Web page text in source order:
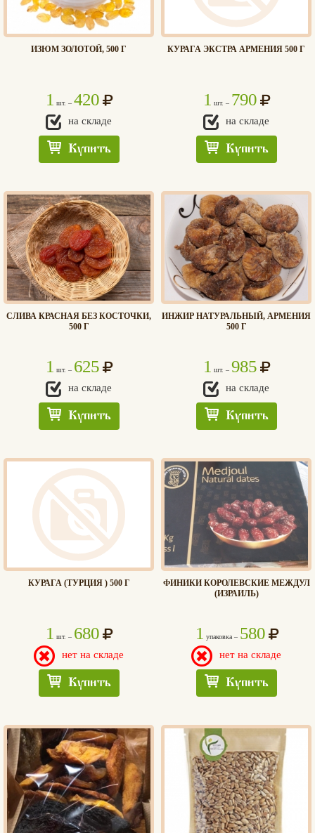
ИЗЮМ ЗОЛОТОЙ, 500 Г
1 шт. – 420
на складе
Купить
КУРАГА ЭКСТРА АРМЕНИЯ 500 Г
1 шт. – 790
на складе
Купить
СЛИВА КРАСНАЯ БЕЗ КОСТОЧКИ,
500 Г
1 шт. – 625
на складе
Купить
ИНЖИР НАТУРАЛЬНЫЙ, АРМЕНИЯ
500 Г
1 шт. – 985
на складе
Купить
КУРАГА (ТУРЦИЯ ) 500 Г
1 шт. – 680
нет на складе
Купить
ФИНИКИ КОРОЛЕВСКИЕ МЕЖДУЛ
(ИЗРАИЛЬ)
1 упаковка – 580
нет на складе
Купить